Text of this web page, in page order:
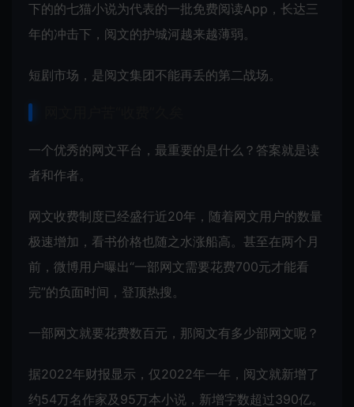
下的的七猫小说为代表的一批免费阅读App，长达三
年的冲击下，阅文的护城河越来越薄弱。
短剧市场，是阅文集团不能再丢的第二战场。
一个优秀的网文平台，最重要的是什么？答案就是读
者和作者。
网文收费制度已经盛行近20年，随着网文用户的数量
极速增加，看书价格也随之水涨船高。甚至在两个月
前， 微博用户曝出“一部网文需要花费700元才能看
完”的负面时间，登顶热搜。
一部网文就要花费数百元，那阅文有多少部网文呢？
据2022年财报显示，仅2022年一年，阅文就新增了
约54万名作家及95万本小说，新增字数超过390亿。